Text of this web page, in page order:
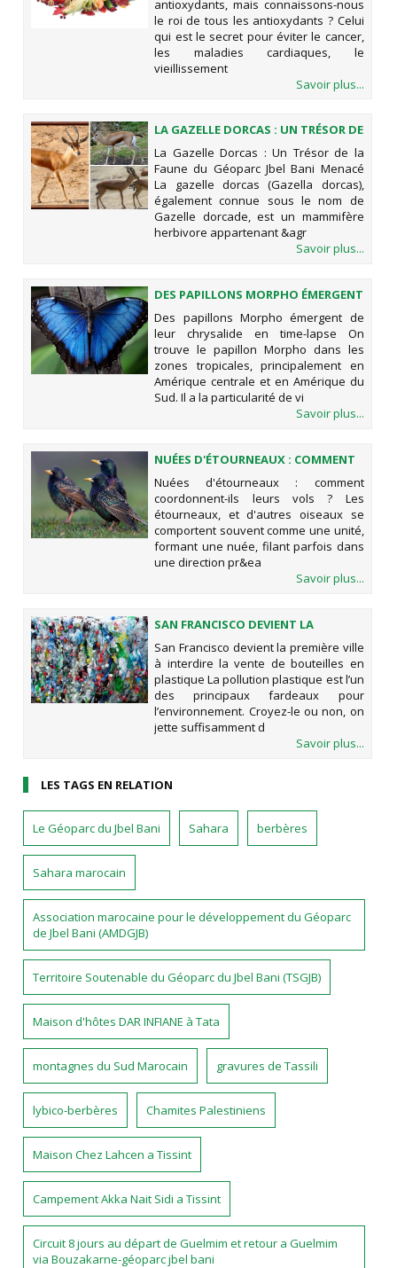
antioxydants, mais connaissons-nous
le roi de tous les antioxydants ? Celui
qui est le secret pour éviter le cancer,
les maladies cardiaques, le
vieillissement
Savoir plus...
LA GAZELLE DORCAS : UN TRÉSOR DE
LA FAUNE DU GÉOPARC JBEL BANI
MENACÉ
La Gazelle Dorcas : Un Trésor de la
Faune du Géoparc Jbel Bani Menacé
La gazelle dorcas (Gazella dorcas),
également connue sous le nom de
Gazelle dorcade, est un mammifère
herbivore appartenant &agr
Savoir plus...
DES PAPILLONS MORPHO ÉMERGENT
DE LEUR CHRYSALIDE EN TIME-LAPSE
Des papillons Morpho émergent de
leur chrysalide en time-lapse On
trouve le papillon Morpho dans les
zones tropicales, principalement en
Amérique centrale et en Amérique du
Sud. Il a la particularité de vi
Savoir plus...
NUÉES D'ÉTOURNEAUX : COMMENT
COORDONNENT-ILS LEURS VOLS ?
Nuées d'étourneaux : comment
coordonnent-ils leurs vols ? Les
étourneaux, et d'autres oiseaux se
comportent souvent comme une unité,
formant une nuée, filant parfois dans
une direction pr&ea
Savoir plus...
SAN FRANCISCO DEVIENT LA
PREMIÈRE VILLE À INTERDIRE LA
VENTE DE BOUTEILLES EN
PLASTIQUE
San Francisco devient la première ville
à interdire la vente de bouteilles en
plastique La pollution plastique est l’un
des principaux fardeaux pour
l’environnement. Croyez-le ou non, on
jette suffisamment d
Savoir plus...
LES TAGS EN RELATION
Le Géoparc du Jbel Bani Sahara berbères
Sahara marocain
Association marocaine pour le développement du Géoparc
de Jbel Bani (AMDGJB)
Territoire Soutenable du Géoparc du Jbel Bani (TSGJB)
Maison d'hôtes DAR INFIANE à Tata
montagnes du Sud Marocain gravures de Tassili
lybico-berbères Chamites Palestiniens
Maison Chez Lahcen a Tissint
Campement Akka Nait Sidi a Tissint
Circuit 8 jours au départ de Guelmim et retour a Guelmim
via Bouzakarne-géoparc jbel bani